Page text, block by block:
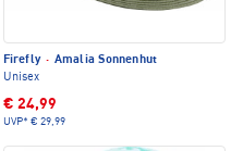
Firefly · Amalia Sonnenhut
Unisex
€ 24,99
UVP* € 29,99